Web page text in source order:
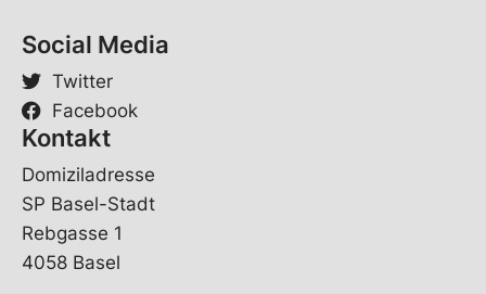
Social Media
Twitter
Facebook
Kontakt
Domiziladresse
SP Basel-Stadt
Rebgasse 1
4058 Basel